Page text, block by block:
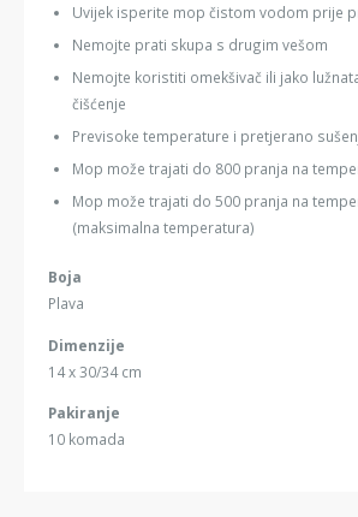
Uvijek isperite mop čistom vodom prije
Nemojte prati skupa s drugim vešom
Nemojte koristiti omekšivač ili jako
čišćenje
Previsoke temperature i pretjerano
Mop može trajati do 800 pranja na
Mop može trajati do 500 pranja na
(maksimalna temperatura)
Boja
Plava
Dimenzije
14 x 30/34 cm
Pakiranje
10 komada